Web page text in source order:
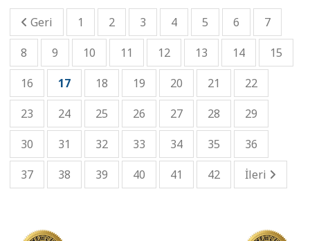
Geri 1 2 3 4 5 6
7
8
9 10 11 12 13 14
15
16
17 18 19 20 21
22
23
24 25 26 27 28
29
30
31 32 33 34 35
36
37
38 39 40 41 42 İleri